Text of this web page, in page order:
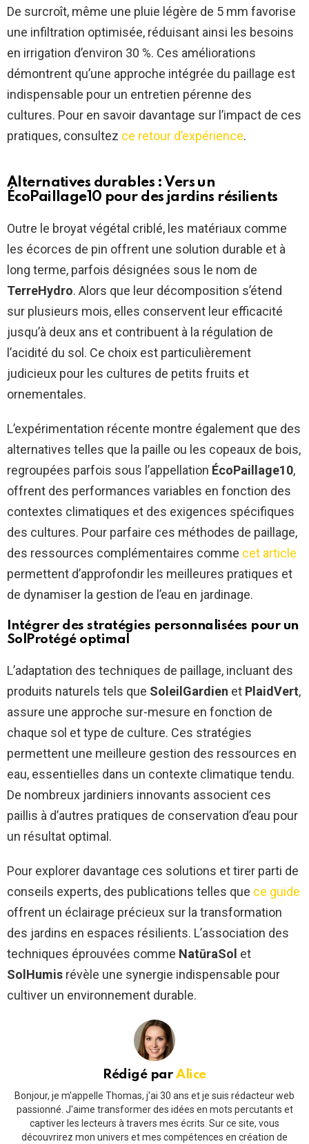
De surcroît, même une pluie légère de 5 mm favorise
une infiltration optimisée, réduisant ainsi les besoins
en irrigation d’environ 30 %. Ces améliorations
démontrent qu’une approche intégrée du paillage est
indispensable pour un entretien pérenne des
cultures. Pour en savoir davantage sur l’impact de ces
pratiques, consultez ce retour d’expérience.
Alternatives durables : Vers un
ÉcoPaillage10 pour des jardins résilients
Outre le broyat végétal criblé, les matériaux comme
les écorces de pin offrent une solution durable et à
long terme, parfois désignées sous le nom de
TerreHydro. Alors que leur décomposition s’étend
sur plusieurs mois, elles conservent leur efficacité
jusqu’à deux ans et contribuent à la régulation de
l’acidité du sol. Ce choix est particulièrement
judicieux pour les cultures de petits fruits et
ornementales.
L’expérimentation récente montre également que des
alternatives telles que la paille ou les copeaux de bois,
regroupées parfois sous l’appellation ÉcoPaillage10,
offrent des performances variables en fonction des
contextes climatiques et des exigences spécifiques
des cultures. Pour parfaire ces méthodes de paillage,
des ressources complémentaires comme cet article
permettent d’approfondir les meilleures pratiques et
de dynamiser la gestion de l’eau en jardinage.
Intégrer des stratégies personnalisées pour un
SolProtégéoptimal
L’adaptation des techniques de paillage, incluant des
produits naturels tels que SoleilGardien et PlaidVert,
assure une approche sur-mesure en fonction de
chaque sol et type de culture. Ces stratégies
permettent une meilleure gestion des ressources en
eau, essentielles dans un contexte climatique tendu.
De nombreux jardiniers innovants associent ces
paillis à d’autres pratiques de conservation d’eau pour
un résultat optimal.
Pour explorer davantage ces solutions et tirer parti de
conseils experts, des publications telles que ce guide
offrent un éclairage précieux sur la transformation
des jardins en espaces résilients. L’association des
techniques éprouvées comme NatūraSol et
SolHumis révèle une synergie indispensable pour
cultiver un environnement durable.
Rédigé parAlice
Bonjour, je m'appelle Thomas, j'ai 30 ans et je suis rédacteur web
passionné. J'aime transformer des idées en mots percutants et
captiver les lecteurs à travers mes écrits. Sur ce site, vous
découvrirez mon univers et mes compétences en création de